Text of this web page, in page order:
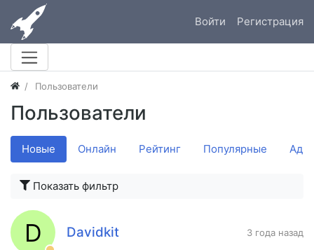
Войти Регистрация
Пользователи
Пользователи
Новые Онлайн Рейтинг Популярные
Показать фильтр
D Davidkit 3 года назад